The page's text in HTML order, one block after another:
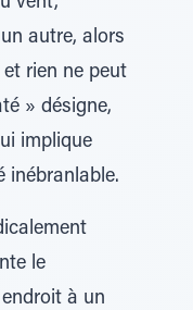
autre, alors
rien ne peut
» désigne,
implique
inébranlable.
le
à un